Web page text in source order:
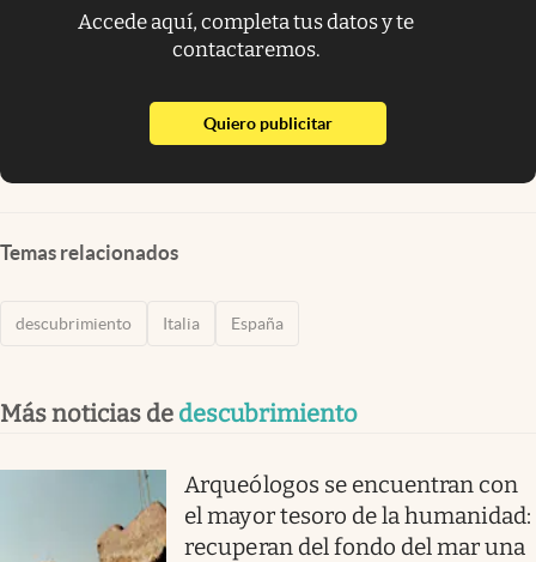
Accede aquí, completa tus datos y te
contactaremos.
Quiero publicitarabre en nueva pestaña
Temas relacionados
descubrimiento Italia España
Más noticias de descubrimiento
Arqueólogos se encuentran con
el mayor tesoro de la humanidad:
recuperan del fondo del mar una